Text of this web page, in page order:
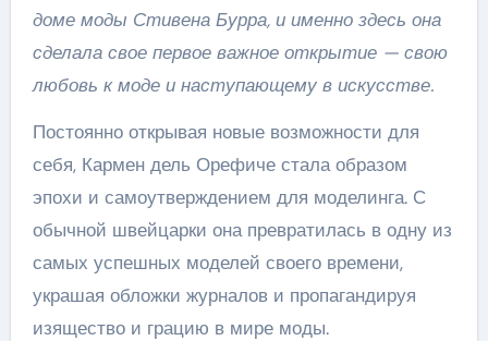
доме моды Стивена Бурра, и именно здесь она
сделала свое первое важное открытие — свою
любовь к моде и наступающему в искусстве.
Постоянно открывая новые возможности для
себя, Кармен дель Орефиче стала образом
эпохи и самоутверждением для моделинга. С
обычной швейцарки она превратилась в одну из
самых успешных моделей своего времени,
украшая обложки журналов и пропагандируя
изящество и грацию в мире моды.